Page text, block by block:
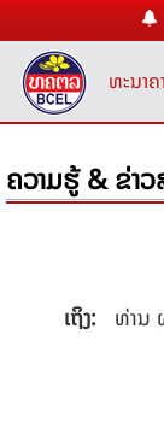
ທະນາ
ຄວາມຮູ້ & ຂ່າວ
ເຖິງ: ທ່ານ